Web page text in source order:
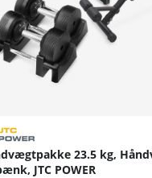
23.5 kg,
JTC POWER